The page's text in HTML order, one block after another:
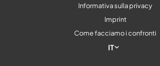
Informativa sulla privacy
Imprint
Come facciamo i confronti
IT